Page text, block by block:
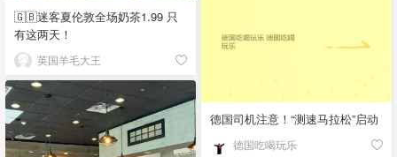
🇬🇧迷客夏伦敦全场奶茶1.99 只
有这两天！
英国羊毛大王
德国司机注意！“测速马拉松”启动
德国吃喝玩乐